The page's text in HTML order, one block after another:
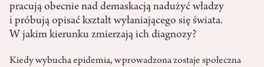
pracują obecnie nad demaskacją nadużyć władzy
i próbują opisać kształt wyłaniającego się świata.
W jakim kierunku zmierzają ich diagnozy?
Kiedy wybucha epidemia, wprowadzona zostaje społeczna